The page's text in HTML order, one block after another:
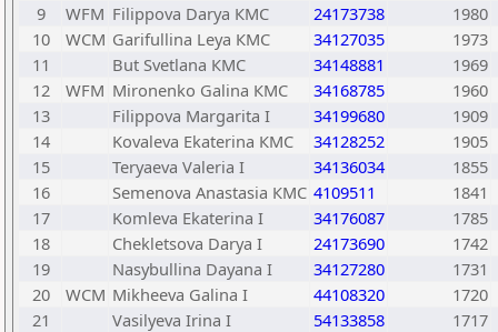
9
WFM Filippova Darya КМС 24173738
1980
10
WCM Garifullina Leya КМС 34127035
1973
11
But Svetlana КМС 34148881
1969
12
WFM Mironenko Galina КМС 34168785
1960
13
Filippova Margarita I 34199680
1909
14
Kovaleva Ekaterina КМС 34128252
1905
15
Teryaeva Valeria I 34136034
1855
16
Semenova Anastasia КМС 4109511
1841
17
Komleva Ekaterina I 34176087
1785
18
Chekletsova Darya I 24173690
1742
19
Nasybullina Dayana I 34127280
1731
20
WCM Mikheeva Galina I 44108320
1720
21
Vasilyeva Irina I 54133858
1717